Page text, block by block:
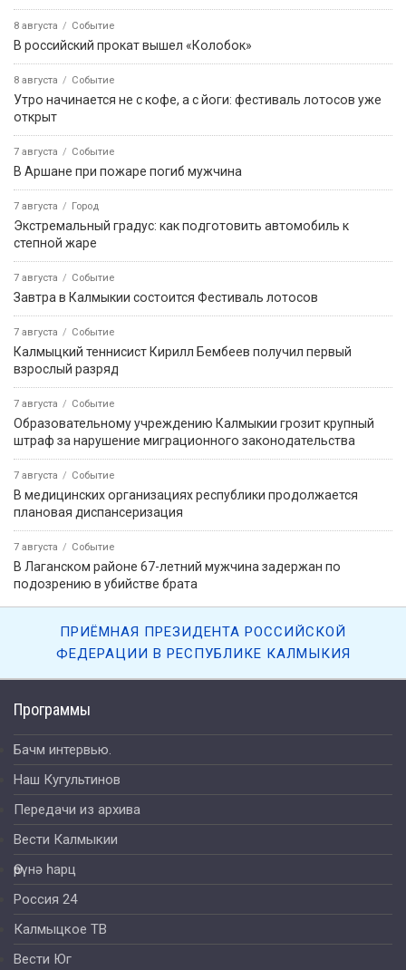
Программы
Бачм интервью.
Наш Кугультинов
Передачи из архива
Вести Калмыкии
Өрүнә һарц
Россия 24
Калмыцкое ТВ
Вести Юг
8 августа Событие
В российский прокат вышел «Колобок»
8 августа Событие
Утро начинается не с кофе, а с йоги: фестиваль лотосов уже
открыт
7 августа Событие
В Аршане при пожаре погиб мужчина
7 августа Город
Экстремальный градус: как подготовить автомобиль к
степной жаре
7 августа Событие
Завтра в Калмыкии состоится Фестиваль лотосов
7 августа Событие
Калмыцкий теннисист Кирилл Бембеев получил первый
взрослый разряд
7 августа Событие
Образовательному учреждению Калмыкии грозит крупный
штраф за нарушение миграционного законодательства
7 августа Событие
В медицинских организациях республики продолжается
плановая диспансеризация
7 августа Событие
В Лаганском районе 67-летний мужчина задержан по
подозрению в убийстве брата
ПРИЁМНАЯ ПРЕЗИДЕНТА РОССИЙСКОЙ
ФЕДЕРАЦИИ В РЕСПУБЛИКЕ КАЛМЫКИЯ